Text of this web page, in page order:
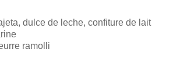
dulce de leche, confiture de lait
ramolli